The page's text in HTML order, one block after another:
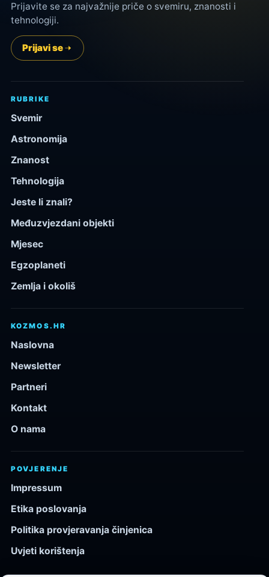
Prijavite se za najvažnije priče o svemiru, znanosti i
tehnologiji.
Prijavi se
RUBRIKE
Svemir
Astronomija
Znanost
Tehnologija
Jeste li znali?
Međuzvjezdani objekti
Mjesec
Egzoplaneti
Zemlja i okoliš
KOZMOS.HR
Naslovna
Newsletter
Partneri
Kontakt
O nama
POVJERENJE
Impressum
Etika poslovanja
Politika provjeravanja činjenica
Uvjeti korištenja